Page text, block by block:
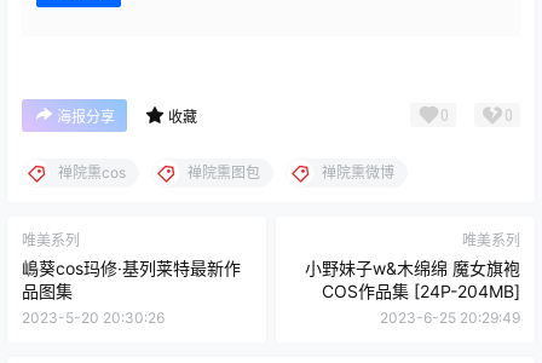
海报分享 收藏 0 0
禅院熏cos 禅院熏图包 禅院熏微博
唯美系列
嶋葵cos玛修·基列莱特最新作
品图集
2023-5-20 20:30:26
唯美系列
小野妹子w&木绵绵 魔女旗袍
COS作品集 [24P-204MB]
2023-6-25 20:29:49